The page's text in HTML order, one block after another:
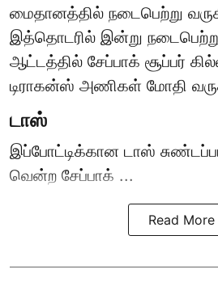
மைதானத்தில் நடைபெற்று
இத்தொடரில் இன்று
ஆட்டத்தில் சேப்பாக் சூப்பர்
டிராகன்ஸ் அணிகள் மோதி
டாஸ்
இப்போட்டிக்கான டாஸ்
வென்ற சேப்பாக் ...
Read More